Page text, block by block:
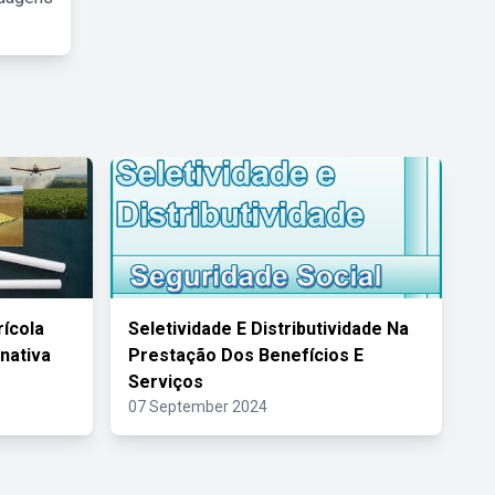
Seletividade E Distributividade Na
Prestação Dos Benefícios E
Serviços
07 September 2024